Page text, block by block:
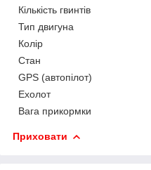
Кількість гвинтів
Тип двигуна
Колір
Стан
GPS (автопілот)
Ехолот
Вага прикормки
Приховати